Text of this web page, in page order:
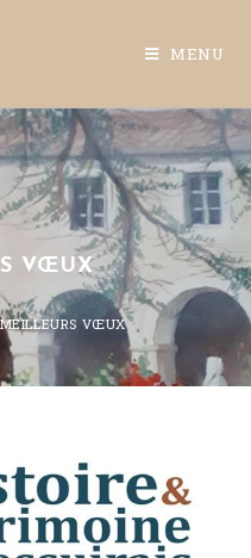
MENU
VŒUX
MEILLEURS VŒUX